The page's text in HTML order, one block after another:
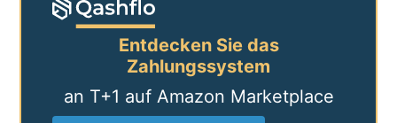
Entdecken Sie das
Zahlungssystem
an T+1 auf Amazon Marketplace